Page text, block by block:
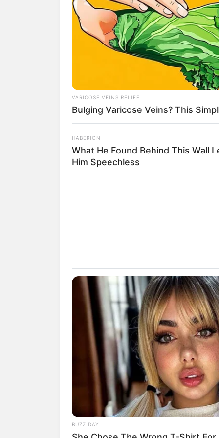
Jika saat ini kamu melihat berkas dan
harus membereskam dokumen tersebut.
Agar lebih rapi gak ada salahnya
berbagai macam dokumen yang
Lemari arsip tak hanya bisa
lemari tersebut untuk mempercantik
Caranya pilih lemari arsip yang sesuai
bisa memberikan sentuhan gambar
Kalau bingung, coba deh tiru saja
elegan hingga yang ceria, sesuaikan
Rela Sakit, 10
1. Untuk memberikan kesan
motif kayu elegan berwarna abu
VARICOSE VEINS RELIEF
Bulging Varicose Veins? This
HABERION
What He Found Behind This Wall
Him Speechless
BUZZ DAY